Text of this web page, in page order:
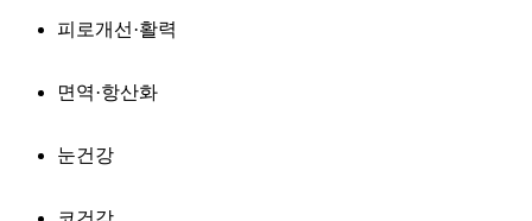
피로개선·활력
면역·항산화
눈건강